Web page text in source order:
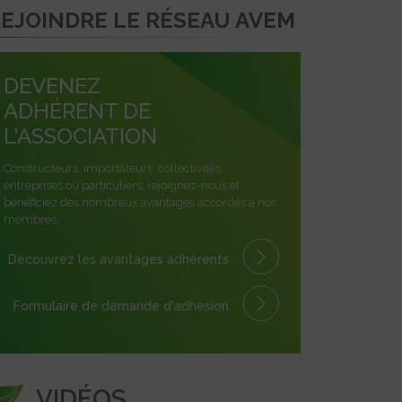
LE RÉSEAU AVEM
DEVENEZ
ADHÉRENT DE
L'ASSOCIATION
Constructeurs, importateurs, collectivités,
entreprises ou particuliers, rejoignez-nous et
bénéficiez des nombreux avantages accordés à nos
membres.
Découvrez les avantages adhérents
Formulaire de demande d'adhésion